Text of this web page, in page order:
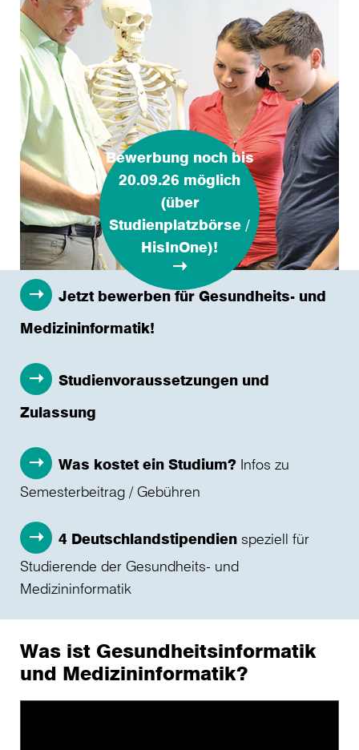
Bewerbung noch bis
20.09.26 möglich
(über
Studienplatzbörse /
HisInOne)!
Jetzt bewerben für Gesundheits- und
Medizininformatik!
Studienvoraussetzungen und
Zulassung
Was kostet ein Studium? Infos zu
Semesterbeitrag / Gebühren
4 Deutschlandstipendien speziell für
Studierende der Gesundheits- und
Medizininformatik
Was ist Gesundheitsinformatik
und Medizininformatik?